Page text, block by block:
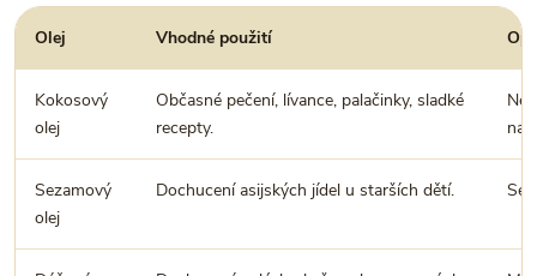
Olej Vhodné použití
Kokosový
olej
Občasné pečení, lívance, palačinky, sladké
recepty.
Sezamový
olej
Dochucení asijských jídel u starších dětí.